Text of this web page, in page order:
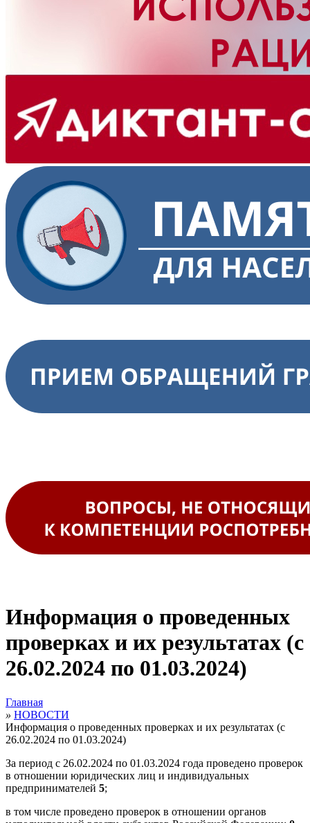
Информация о проведенных
проверках и их результатах (с
26.02.2024 по 01.03.2024)
Главная
» НОВОСТИ
Информация о проведенных проверках и их результатах (с
26.02.2024 по 01.03.2024)
За период с 26.02.2024 по 01.03.2024 года проведено проверок
в отношении юридических лиц и индивидуальных
предпринимателей 5;
в том числе проведено проверок в отношении органов